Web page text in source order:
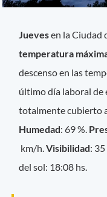
Juevesen la Ciudad
temperatura
descenso en las
último día laboral de
totalmente cubierto
Humedad: 69 %.
km/h.Visibilidad:
del sol: 18:08 hs.